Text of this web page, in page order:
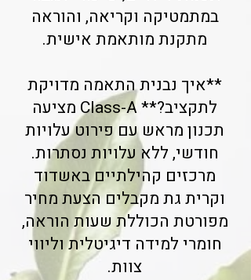
במתמטיקה וקריאה, והוראה
מתקנת מותאמת אישית.
**איך נבנית התאמה מדויקת
לתקציב?** Class-A מציעה
תכנון מראש עם פירוט עלויות
חודשי, ללא עלויות נסתרות.
מרכזים קהילתיים באשדוד
וקרית גת מקבלים הצעת מחיר
מפורטת הכוללת שעות הוראה,
חומרי למידה דיגיטלית וליווי
צוות.